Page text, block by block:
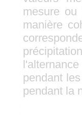
mesure
manière
pendant
pendant la